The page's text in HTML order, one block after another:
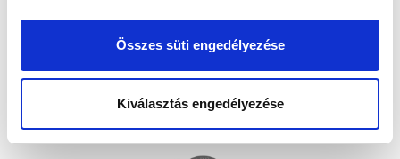
Összes süti engedélyezése
Kiválasztás engedélyezése